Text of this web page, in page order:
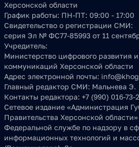
Херсонской области
График работы: ПН-ПТ: 09:00 - 17:00
Свидетельство о регистрации СМИ:
серия Эл № ФС77-85993 от 11
Учредитель:
Министерство цифрового развития
коммуникаций Херсонской области
Адрес электронной почты:
Главный редактор СМИ: Мальнева Э.
Контакты редактора: +7 (990) 016-73-
Сетевое издание «Администрация
Правительства Херсонской
Федеральной службе по надзору в
информационных технологий и